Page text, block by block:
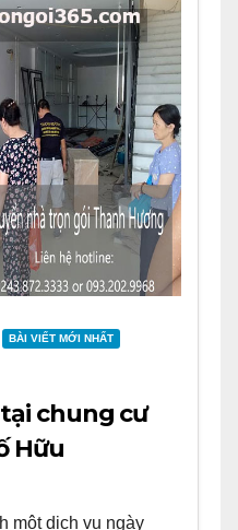
BÀI VIẾT MỚI NHẤT
chung cư
Hữu
một dịch vụ ngày